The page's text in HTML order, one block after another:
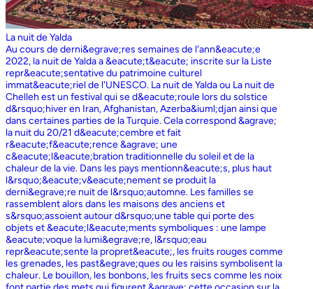
La nuit de Yalda
Au cours de derni&egrave;res semaines de l'ann&eacute;e
2022, la nuit de Yalda a &eacute;t&eacute; inscrite sur la Liste
repr&eacute;sentative du patrimoine culturel
immat&eacute;riel de l'UNESCO. La nuit de Yalda ou La nuit de
Chelleh est un festival qui se d&eacute;roule lors du solstice
d&rsquo;hiver en Iran, Afghanistan, Azerba&iuml;djan ainsi que
dans certaines parties de la Turquie. Cela correspond &agrave;
la nuit du 20/21 d&eacute;cembre et fait
r&eacute;f&eacute;rence &agrave; une
c&eacute;l&eacute;bration traditionnelle du soleil et de la
chaleur de la vie. Dans les pays mentionn&eacute;s, plus haut
l&rsquo;&eacute;v&eacute;nement se produit la
derni&egrave;re nuit de l&rsquo;automne. Les familles se
rassemblent alors dans les maisons des anciens et
s&rsquo;assoient autour d&rsquo;une table qui porte des
objets et &eacute;l&eacute;ments symboliques : une lampe
&eacute;voque la lumi&egrave;re, l&rsquo;eau
repr&eacute;sente la propret&eacute;, les fruits rouges comme
les grenades, les past&egrave;ques ou les raisins symbolisent la
chaleur. Le bouillon, les bonbons, les fruits secs comme les noix